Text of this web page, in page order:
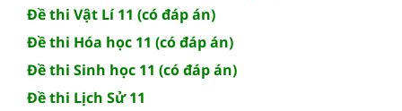
Đề thi Vật Lí 11 (có đáp án)
Đề thi Hóa học 11 (có đáp án)
Đề thi Sinh học 11 (có đáp án)
Đề thi Lịch Sử 11